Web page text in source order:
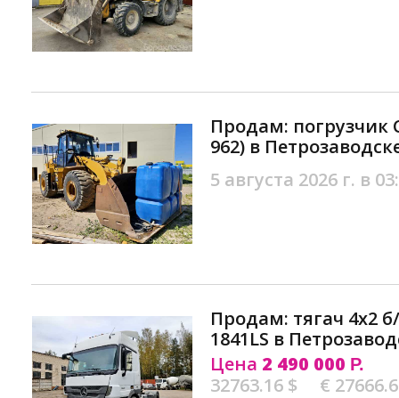
Продам: погрузчик
962) в
5 августа 2026 г. в
Продам: тягач 4х2
1841LS в
Цена 2 490 000 Р.
32763.16 $
€